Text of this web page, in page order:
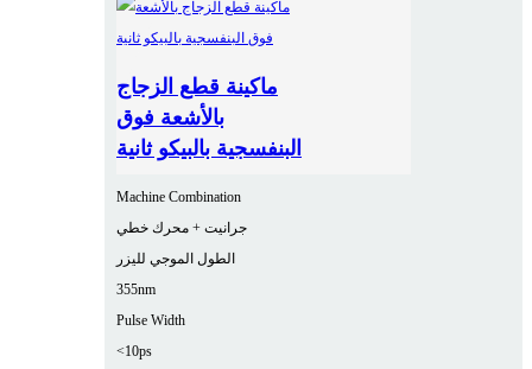
ماكينة قطع الزجاج
بالأشعة فوق
البنفسجية بالبيكو ثانية
Machine Combination
جرانيت + محرك خطي
الطول الموجي لليزر
355nm
Pulse Width
<10ps